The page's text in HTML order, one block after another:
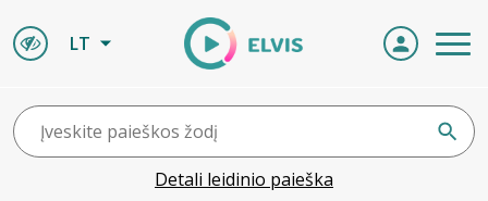
LT
Detali leidinio paieška